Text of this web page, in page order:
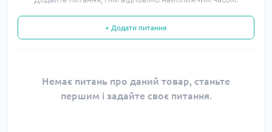
+ Додати питання
Немає питань про даний товар, станьте
першим і задайте своє питання.